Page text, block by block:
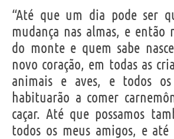
“Até que um dia pode ser
mudança nas almas, e então
do monte e quem sabe
novo coração, em todas as
animais e aves, e todos
habituarão a comer
caçar. Até que possamos
todos os meus amigos, e